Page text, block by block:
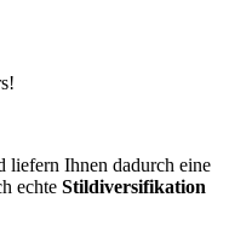
liefern Ihnen dadurch eine
echte Stildiversifikation